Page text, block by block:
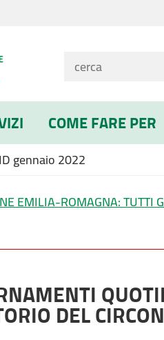
COME FARE PER
gennaio 2022
EMILIA-ROMAGNA: TUTTI
DEL